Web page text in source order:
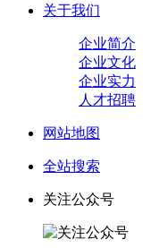
关于我们
企业简介
企业文化
企业实力
人才招聘
网站地图
全站搜索
关注公众号